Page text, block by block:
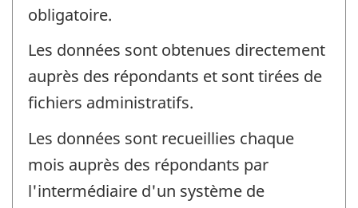
obligatoire.
Les données sont obtenues directement
auprès des répondants et sont tirées de
fichiers administratifs.
Les données sont recueillies chaque
mois auprès des répondants par
l'intermédiaire d'un système de